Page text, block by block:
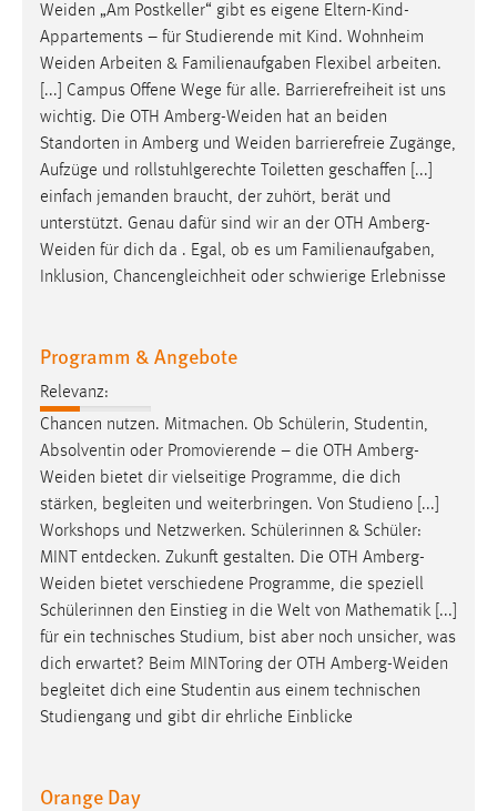
Weiden „Am Postkeller“ gibt es eigene Eltern-Kind-
Appartements – für Studierende mit Kind. Wohnheim
Weiden Arbeiten & Familienaufgaben Flexibel arbeiten.
[...] Campus Offene Wege für alle. Barrierefreiheit ist uns
wichtig. Die OTH Amberg-Weiden hat an beiden
Standorten in Amberg und Weiden barrierefreie Zugänge,
Aufzüge und rollstuhlgerechte Toiletten geschaffen [...]
einfach jemanden braucht, der zuhört, berät und
unterstützt. Genau dafür sind wir an der OTH Amberg-
Weiden für dich da . Egal, ob es um Familienaufgaben,
Inklusion, Chancengleichheit oder schwierige Erlebnisse
Programm & Angebote
Relevanz:
Chancen nutzen. Mitmachen. Ob Schülerin, Studentin,
Absolventin oder Promovierende – die OTH Amberg-
Weiden bietet dir vielseitige Programme, die dich
stärken, begleiten und weiterbringen. Von Studieno [...]
Workshops und Netzwerken. Schülerinnen & Schüler:
MINT entdecken. Zukunft gestalten. Die OTH Amberg-
Weiden bietet verschiedene Programme, die speziell
Schülerinnen den Einstieg in die Welt von Mathematik [...]
für ein technisches Studium, bist aber noch unsicher, was
dich erwartet? Beim MINToring der OTH Amberg-Weiden
begleitet dich eine Studentin aus einem technischen
Studiengang und gibt dir ehrliche Einblicke
Orange Day
Conversion-Tracking
Cookie Laufzeit:
3 Monate
Facebook Pixel
Name:
_fbp
Anbieter:
Facebook
Conversion-Tracking
Cookie Laufzeit:
3 Monate
EXTERNE MEDIEN
Um Inhalte von Videoplattformen und Social Media
Plattformen anzeigen zu können, werden von diesen
externen Medien Cookies gesetzt.
YouTube
Vimeo